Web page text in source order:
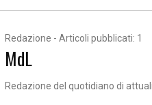
Redazione - Articoli pubblicati: 1
MdL
Redazione del quotidiano di